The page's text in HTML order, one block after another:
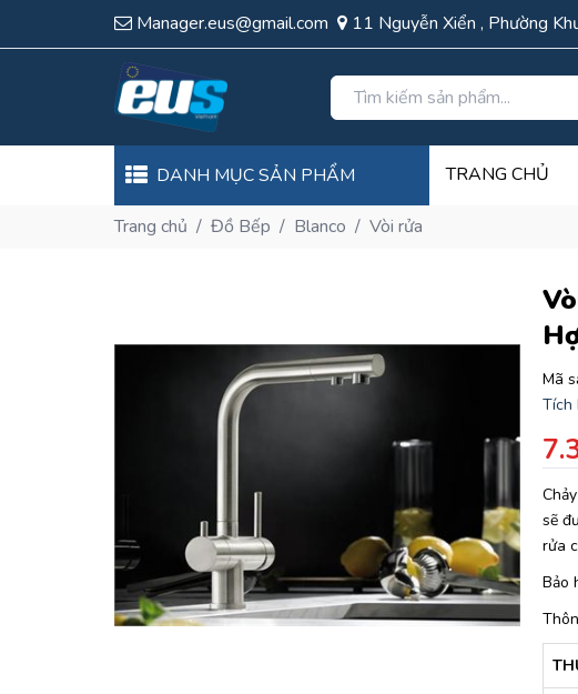
Manager.eus@gmail.com 11 Nguyễn Xiển , Phường
DANH MỤC SẢN PHẨM TRANG CHỦ
Trang chủ / Đồ Bếp / Blanco / Vòi rửa
Mã
Tích
sẽ
rửa
Bảo